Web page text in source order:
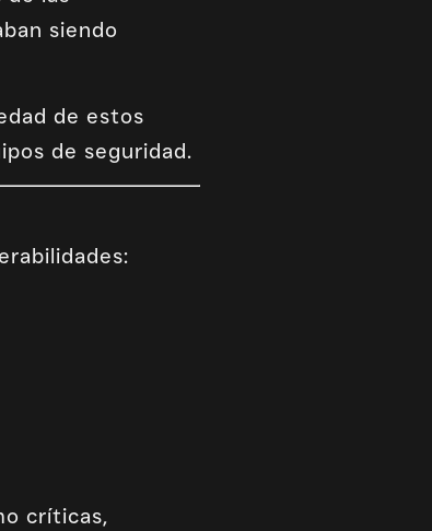
siendo
de estos
de seguridad.
críticas,